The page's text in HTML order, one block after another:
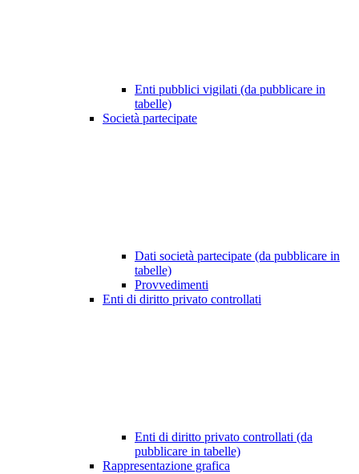
Enti pubblici vigilati (da pubblicare in
tabelle)
Società partecipate
Dati società partecipate (da pubblicare in
tabelle)
Provvedimenti
Enti di diritto privato controllati
Enti di diritto privato controllati (da
pubblicare in tabelle)
Rappresentazione grafica